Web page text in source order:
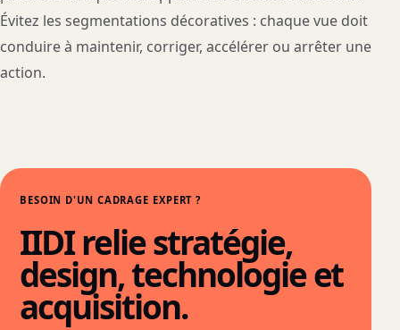
Évitez les segmentations décoratives : chaque vue doit
conduire à maintenir, corriger, accélérer ou arrêter une
action.
BESOIN D'UN CADRAGE EXPERT ?
IIDI relie stratégie,
design, technologie et
acquisition.